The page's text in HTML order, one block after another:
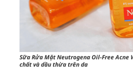
Sữa Rửa Mặt Neutrogena Oil-Free Acne
chất và dầu thừa trên da